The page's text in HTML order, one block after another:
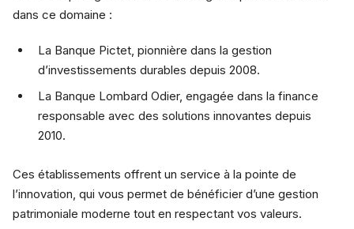
dans ce domaine :
La Banque Pictet, pionnière dans la gestion
d’investissements durables depuis 2008.
La Banque Lombard Odier, engagée dans la finance
responsable avec des solutions innovantes depuis
2010.
Ces établissements offrent un service à la pointe de
l’innovation, qui vous permet de bénéficier d’une gestion
patrimoniale moderne tout en respectant vos valeurs.